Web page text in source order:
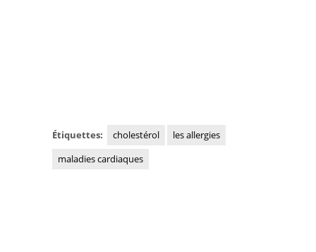
Étiquettes: cholestérol
les allergies
maladies cardiaques